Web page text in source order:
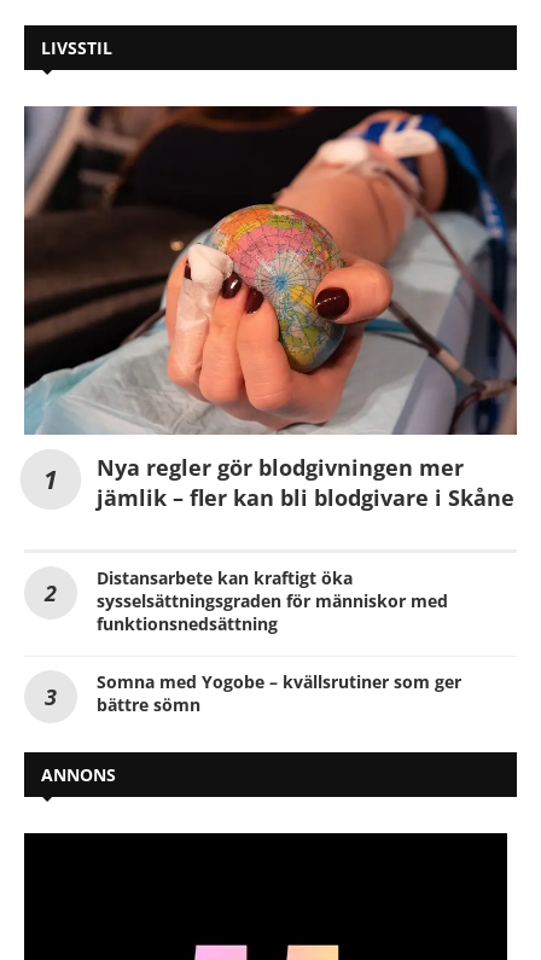
LIVSSTIL
Nya regler gör blodgivningen mer
jämlik – fler kan bli blodgivare i Skåne
Distansarbete kan kraftigt öka
sysselsättningsgraden för människor med
funktionsnedsättning
Somna med Yogobe – kvällsrutiner som ger
bättre sömn
ANNONS